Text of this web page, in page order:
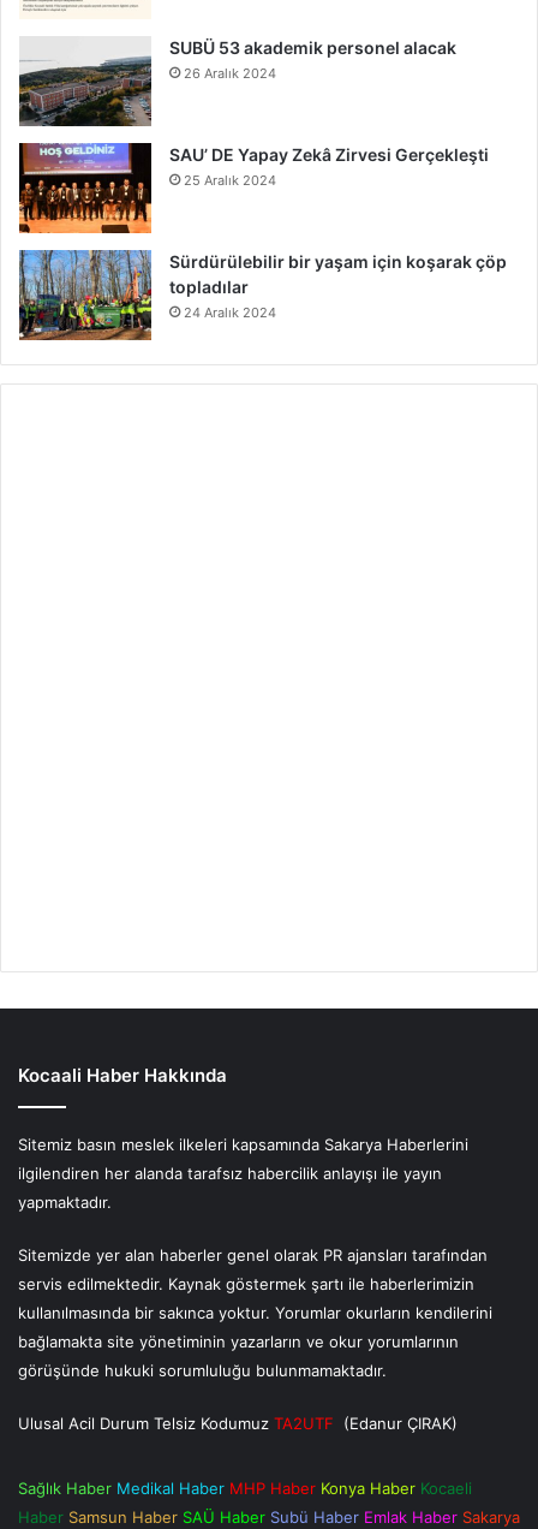
SUBÜ 53 akademik personel alacak
26 Aralık 2024
SAU’ DE Yapay Zekâ Zirvesi Gerçekleşti
25 Aralık 2024
Sürdürülebilir bir yaşam için koşarak çöp
topladılar
24 Aralık 2024
Kocaali Haber Hakkında
Sitemiz basın meslek ilkeleri kapsamında Sakarya Haberlerini
ilgilendiren her alanda tarafsız habercilik anlayışı ile yayın
yapmaktadır.
Sitemizde yer alan haberler genel olarak PR ajansları tarafından
servis edilmektedir. Kaynak göstermek şartı ile haberlerimizin
kullanılmasında bir sakınca yoktur. Yorumlar okurların kendilerini
bağlamakta site yönetiminin yazarların ve okur yorumlarının
görüşünde hukuki sorumluluğu bulunmamaktadır.
Ulusal Acil Durum Telsiz Kodumuz TA2UTF (Edanur ÇIRAK)
Sağlık Haber Medikal Haber MHP Haber Konya Haber Kocaeli
Haber Samsun Haber SAÜ Haber Subü Haber Emlak Haber Sakarya